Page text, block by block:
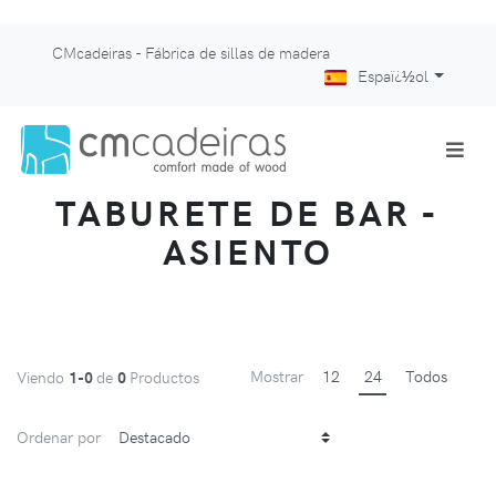
CMcadeiras - Fábrica de sillas de madera
Espaï¿½ol
TABURETE DE BAR -
ASIENTO
Viendo 1-0de 0 Productos Mostrar 12 24 Todos
Ordenar por